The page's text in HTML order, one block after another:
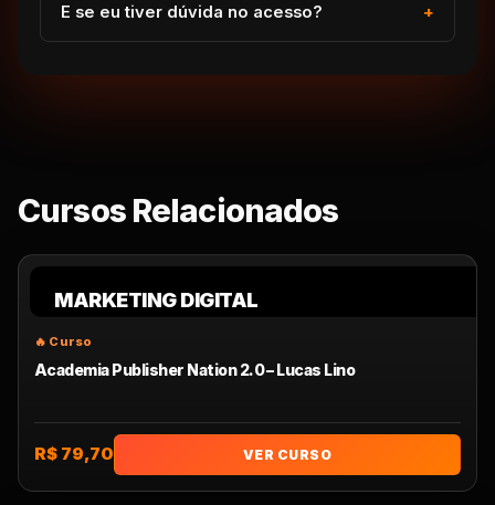
E se eu tiver dúvida no acesso?
Cursos Relacionados
MARKETING DIGITAL
Academia Publisher Nation 2.0 – Lucas Lino
R$ 79,70 VER CURSO